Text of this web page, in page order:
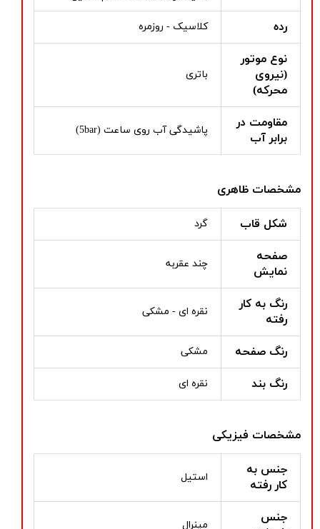
رده کلاسیک - روزمره
نوع موتور
(نیروی
محرکه)
باتری
مقاومت در
برابر آب
پاشیدگی آب روی ساعت (5bar)
مشخصات ظاهری
شکل قاب گرد
صفحه
نمایش
چند عقربه
رنگ به کار
رفته
نقره ای - مشکی
رنگ صفحه مشکی
رنگ بند نقره ای
مشخصات فیزیکی
جنس به
کار رفته
استیل
جنس
مینرال